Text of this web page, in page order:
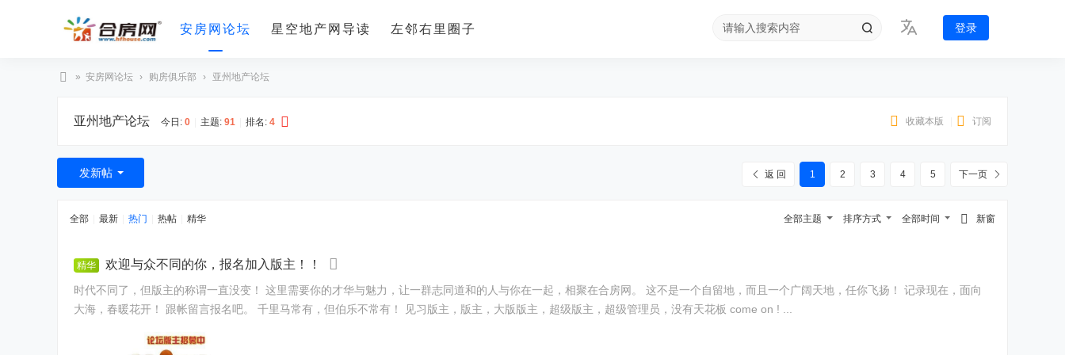
安房网论坛 星空地产网导读 左邻右里圈子 登录
» 安房网论坛 › 购房俱乐部 › 亚州地产论坛
收藏本版 订阅
亚州地产论坛 今日: 0 主题: 91 排名: 4
1 2 3 4 5 下一页
返 回
发新帖
新窗
全部时间
排序方式
全部主题
全部 最新 热门 热帖 精华
精华 欢迎与众不同的你，报名加入版主！！
时代不同了，但版主的称谓一直没变！ 这里需要你的才华与魅力，让一群志同道和的人与你在一起，相聚在合房网。 这不是一个自留地，而且一个广阔天地，任你飞扬！ 记录现在，面向
大海，春暖花开！ 跟帐留言报名吧。 千里马常有，但伯乐不常有！ 见习版主，版主，大版版主，超级版主，超级管理员，没有天花板 come on ! ...